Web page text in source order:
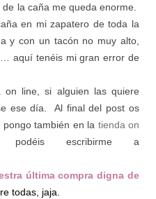
la caña me queda enorme.
en mi zapatero de toda la
y con un tacón no muy alto,
aquí tenéis mi gran error de
on line, si alguien las quiere
ese día. Al final del post os
también en la tienda on
escribirme a
última compra digna de
todas, jaja.